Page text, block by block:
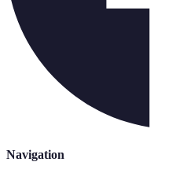
Navigation